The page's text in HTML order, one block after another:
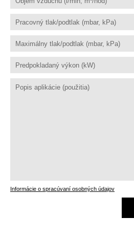
Informácie o spracúvaní osobných údajov